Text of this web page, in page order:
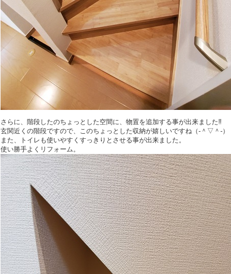
さらに、階段したのちょっとした空間に、物置を追加する事が出来ました‼
玄関近くの階段ですので、このちょっとした収納が嬉しいですね（‐＾▽＾‐）
また、トイレも使いやすくすっきりとさせる事が出来ました。
使い勝手よくリフォーム。